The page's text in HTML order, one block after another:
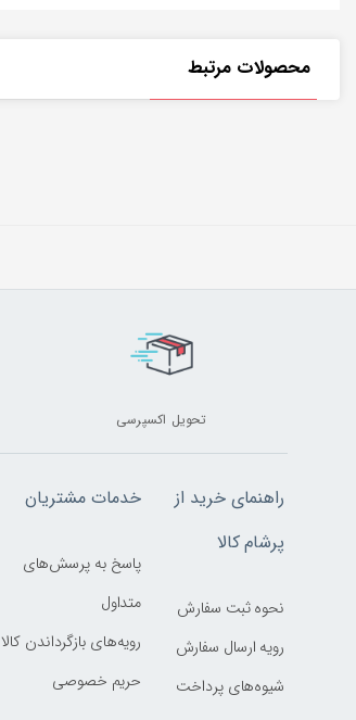
محصولات مرتبط
تحویل اکسپرسی
راهنمای خرید از
پرشام کالا
نحوه ثبت سفارش
رویه ارسال سفارش
شیوه‌های پرداخت
خدمات مشتریان
پاسخ به پرسش‌های
متداول
رویه‌های بازگرداندن کالا
حریم خصوصی